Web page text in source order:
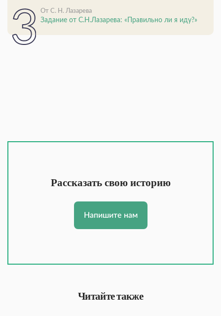
От С. Н. Лазарева
Задание от С.Н.Лазарева: «Правильно ли я иду?»
Рассказать свою историю
Напишите нам
Читайте также